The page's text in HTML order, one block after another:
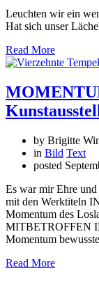
Leuchten wir ein
Hat sich unser
Read More
by Brigitte
in Bild Text
posted
Es war mir Ehre
mit den Werktiteln
Momentum des
MITBETROFFEN
Momentum
Read More